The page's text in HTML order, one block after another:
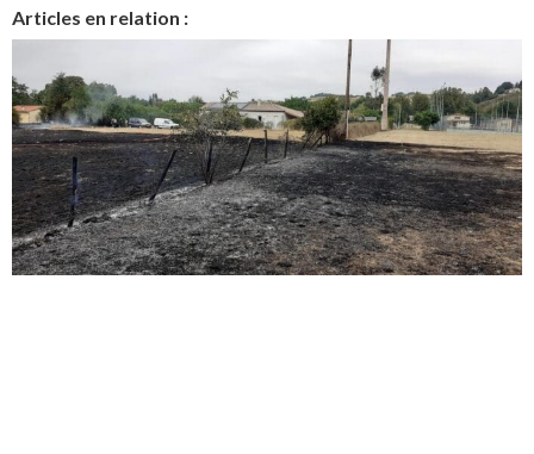
Articles en relation :